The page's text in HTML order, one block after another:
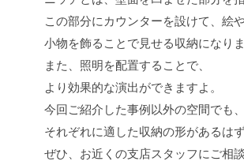
この部分にカウンターを設けて、絵や
小物を飾ることで見せる収納になりま
また、照明を配置することで、
より効果的な演出ができますよ。
今回ご紹介した事例以外の空間でも、
それぞれに適した収納の形があるはず
ぜひ、お近くの支店スタッフにご相談